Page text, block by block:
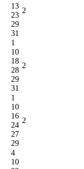
13
23
29
31
2
1
10
18
28
29
31
2
1
10
16
24
27
29
2
4
10